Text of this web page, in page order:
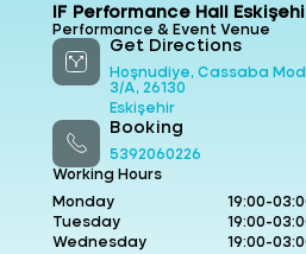
IF Performance Hall
Performance & Event Venue
Get Directions
Hoşnudiye, Cassaba
3/A, 26130
Eskişehir
Booking
5392060226
Working Hours
Monday
19:00-
Tuesday
19:00-
Wednesday
19:00-